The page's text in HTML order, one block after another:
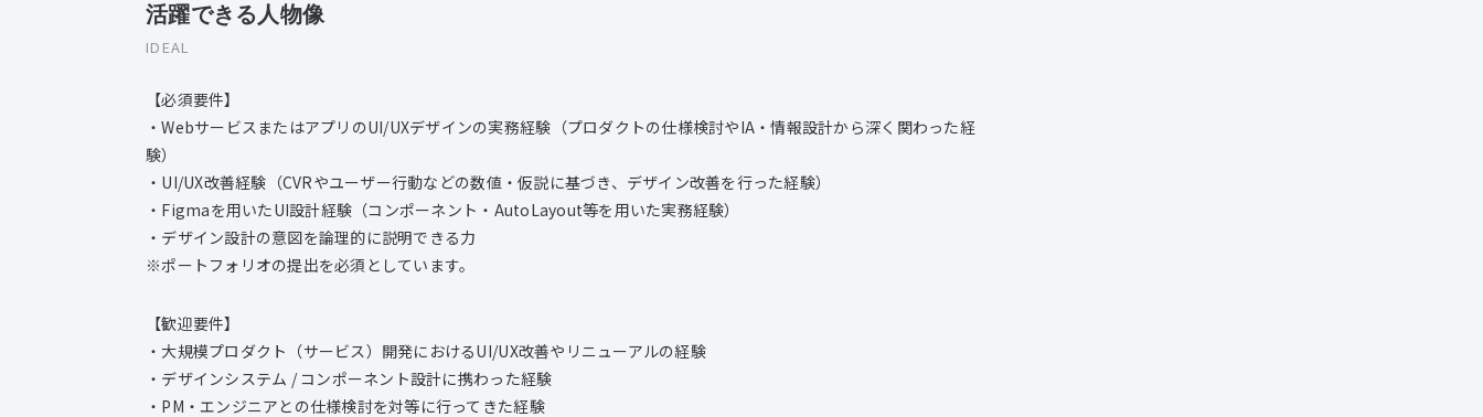
活躍できる人物像
IDEAL
【必須要件】
・WebサービスまたはアプリのUI/UXデザインの実務経験（プロダクトの仕様検討やIA・情報設計から深く関わった経
験）
・UI/UX改善経験（CVRやユーザー行動などの数値・仮説に基づき、デザイン改善を行った経験）
・Figmaを用いたUI設計経験（コンポーネント・AutoLayout等を用いた実務経験）
・デザイン設計の意図を論理的に説明できる力
※ポートフォリオの提出を必須としています。
【歓迎要件】
・大規模プロダクト（サービス）開発におけるUI/UX改善やリニューアルの経験
・デザインシステム / コンポーネント設計に携わった経験
・PM・エンジニアとの仕様検討を対等に行ってきた経験